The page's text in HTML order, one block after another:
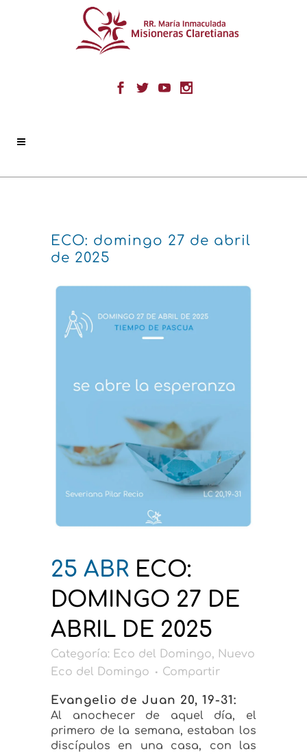
ECO: domingo 27 de abril
de 2025
25 ABR ECO:
DOMINGO 27 DE
ABRIL DE 2025
Categoría: Eco del Domingo, Nuevo
Eco del Domingo
Compartir
Evangelio de Juan 20, 19-31:
Al anochecer de aquel día, el
primero de la semana, estaban los
discípulos en una casa, con las